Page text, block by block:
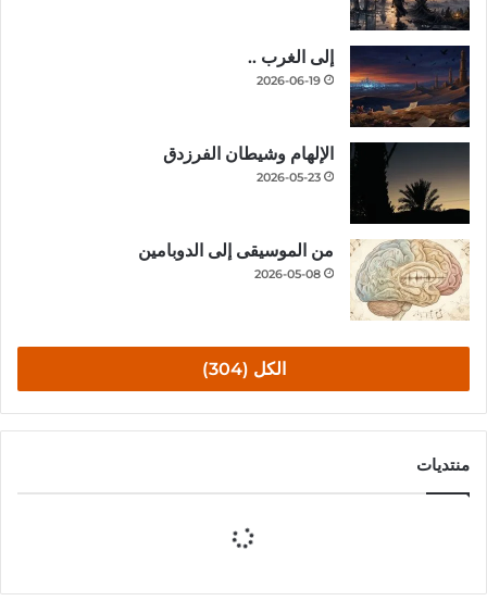
إلى الغرب ..
2026-06-19
الإلهام وشيطان الفرزدق
2026-05-23
من الموسيقى إلى الدوبامين
2026-05-08
الكل (304)
منتديات